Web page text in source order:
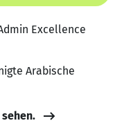
Excellence
Arabische